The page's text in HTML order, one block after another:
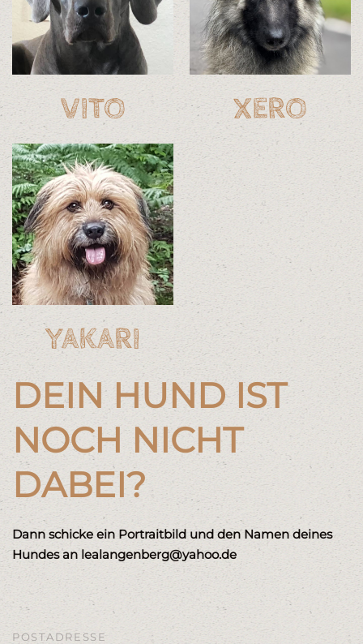
VITO XERO
YAKARI
DEIN HUND IST
NOCH NICHT
DABEI?
Dann schicke ein Portraitbild und den Namen deines
Hundes an lealangenberg@yahoo.de
POSTADRESSE